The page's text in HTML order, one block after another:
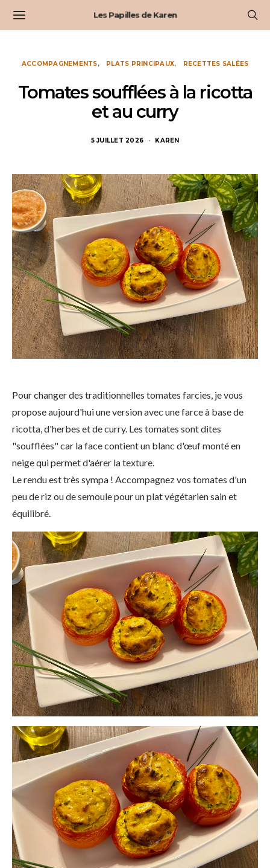
Les Papilles de Karen
ACCOMPAGNEMENTS PLATS PRINCIPAUX RECETTES SALÉES
Tomates soufflées à la ricotta
et au curry
5 JUILLET 2026 KAREN
Pour changer des traditionnelles tomates farcies, je vous
propose aujourd'hui une version avec une farce à base de
ricotta, d'herbes et de curry. Les tomates sont dites
"soufflées" car la face contient un blanc d'œuf monté en
neige qui permet d'aérer la texture.
Le rendu est très sympa ! Accompagnez vos tomates d'un
peu de riz ou de semoule pour un plat végétarien sain et
équilibré.